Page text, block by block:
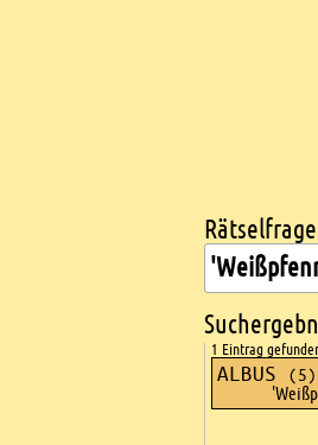
Kreuzworträtsel
1 Eintrag
ALBUS (5)